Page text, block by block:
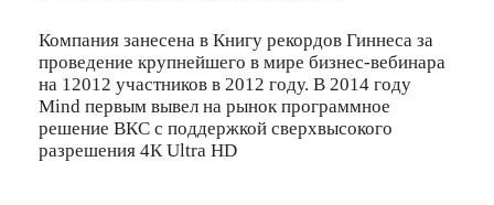
Компания занесена в Книгу рекордов Гиннеса за
проведение крупнейшего в мире бизнес-вебинара
на 12012 участников в 2012 году. В 2014 году
Mind первым вывел на рынок программное
решение ВКС с поддержкой сверхвысокого
разрешения 4К Ultra HD